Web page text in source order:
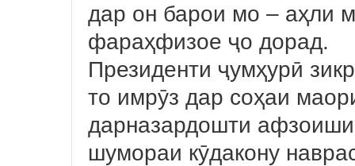
дар он барои мо – аҳли
фараҳфизое ҷо дорад.
Президенти ҷумҳурӣ
то имрӯз дар соҳаи
дарназардошти
шумораи кӯдакону